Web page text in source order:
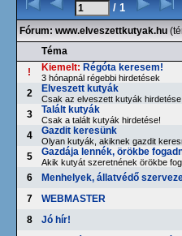
/ 1
Fórum: www.elveszettkutyak.hu
Téma
!
Kiemelt: Régóta keresem!
3 hónapnál régebbi hirdetések
2 Elveszett kutyák
Csak az elveszett kutyák hirdetése!
3 Talált kutyák
Csak a talált kutyák hirdetése!
4 Gazdit keresünk
Olyan kutyák, akiknek gazdit
5 Gazdája lennék, örökbe
Akik kutyát szeretnének örökbe
6
Menhelyek, állatvédő
7
WEBMASTER
8
Jó hír!